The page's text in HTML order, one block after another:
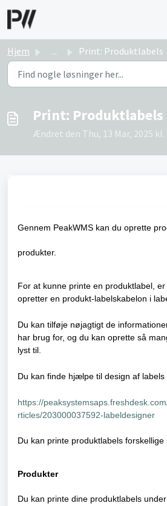
Hjem ... Print: Produktlabels
Print: Produktlabels
Ændret den Thu, 13 Mar, 2025 kl.
Gennem PeakWMS kan du oprette
produkter.
For at kunne printe en produktlabel,
opretter en produkt-labelskabelon i
Du kan tilføje nøjagtigt de
har brug for, og du kan oprette så
lyst til.
Du kan finde hjælpe til design af labels
https://
rticles/203000037592-labeldesigner
Du kan printe produktlabels forskellige
Produkter
Du kan printe dine produktlabels